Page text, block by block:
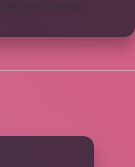
nttgame Sitemap